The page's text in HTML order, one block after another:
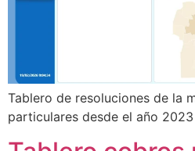
Tablero de resoluciones de la
particulares desde el año